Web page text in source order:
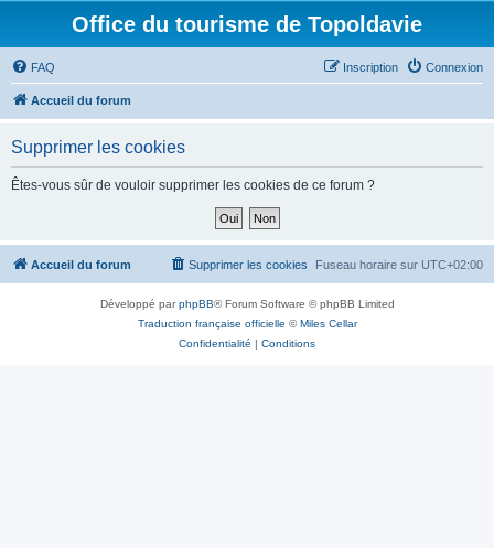
Office du tourisme de Topoldavie
FAQ Connexion
Inscription
Accueil du forum
Supprimer les cookies
Êtes-vous sûr de vouloir supprimer les cookies de ce forum ?
Accueil du forum Fuseau horaire sur UTC+02:00
Supprimer les cookies
Développé parphpBB® Forum Software © phpBB Limited
Traduction française officielle ©Miles Cellar
Confidentialité | Conditions